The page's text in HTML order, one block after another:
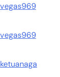
vegas969
vegas969
ketuanaga